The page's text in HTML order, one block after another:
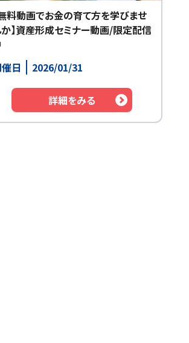
料動画でお金の育て方を学びませ
】資産形成セミナー動画/限定配信
日
2026/01/31
詳細をみる